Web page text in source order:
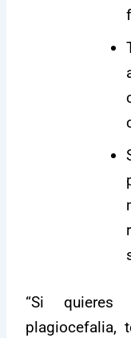
“Si
plagiocefalia,